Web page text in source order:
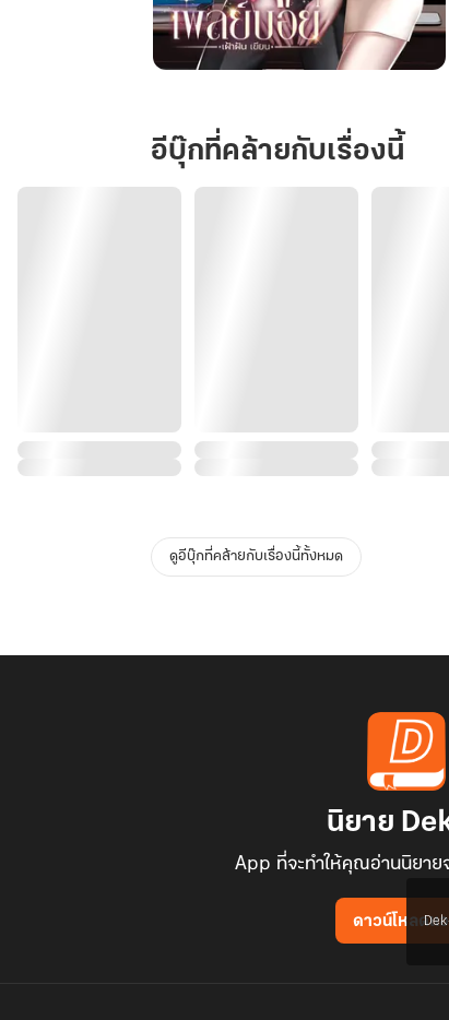
เพลย์บอย
อีบุ๊กที่คล้ายกับเรื่องนี้
ดูอีบุ๊กที่คล้ายกับเรื่องนี้ทั้งหมด
นิยาย
App ที่จะทำให้คุณอ่านนิยาย
ดาวน์โหลดแ